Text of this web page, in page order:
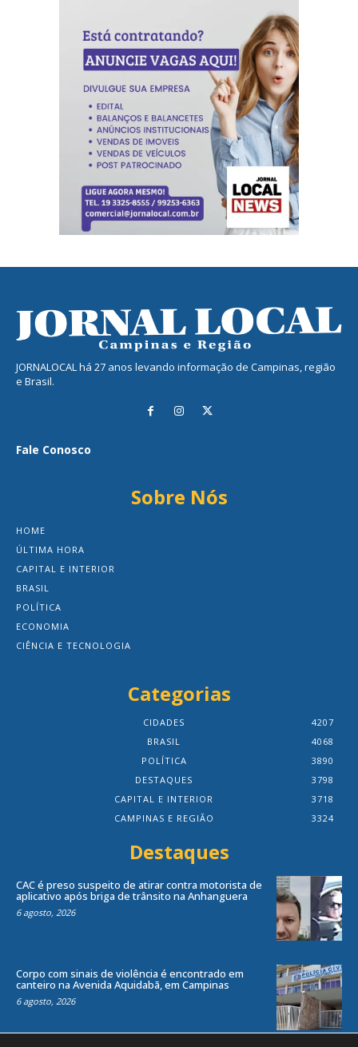
JORNALOCAL há 27 anos levando informação de Campinas, região
e Brasil.
Fale Conosco
Sobre Nós
HOME
ÚLTIMA HORA
CAPITAL E INTERIOR
BRASIL
POLÍTICA
ECONOMIA
CIÊNCIA E TECNOLOGIA
Categorias
CIDADES
4207
BRASIL
4068
POLÍTICA
3890
DESTAQUES
3798
CAPITAL E INTERIOR
3718
CAMPINAS E REGIÃO
3324
Destaques
CAC é preso suspeito de atirar contra motorista de
aplicativo após briga de trânsito na Anhanguera
6 agosto, 2026
Corpo com sinais de violência é encontrado em
canteiro na Avenida Aquidabã, em Campinas
6 agosto, 2026